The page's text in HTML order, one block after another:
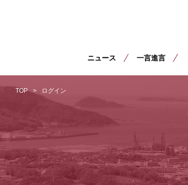
ニュース 一言進言
TOP ログイン